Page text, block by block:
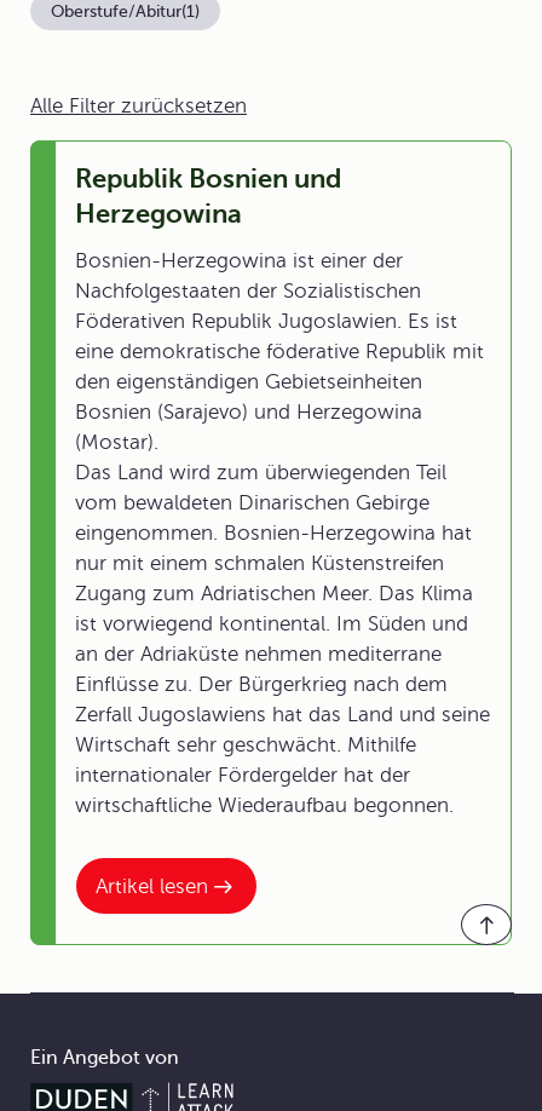
Alle Filter zurücksetzen
Artikel lesen
Republik Bosnien und
Herzegowina
Bosnien-Herzegowina ist einer der
Nachfolgestaaten der Sozialistischen
Föderativen Republik Jugoslawien. Es ist
eine demokratische föderative Republik mit
den eigenständigen Gebietseinheiten
Bosnien (Sarajevo) und Herzegowina
(Mostar).
Das Land wird zum überwiegenden Teil
vom bewaldeten Dinarischen Gebirge
eingenommen. Bosnien-Herzegowina hat
nur mit einem schmalen Küstenstreifen
Zugang zum Adriatischen Meer. Das Klima
ist vorwiegend kontinental. Im Süden und
an der Adriaküste nehmen mediterrane
Einflüsse zu. Der Bürgerkrieg nach dem
Zerfall Jugoslawiens hat das Land und seine
Wirtschaft sehr geschwächt. Mithilfe
internationaler Fördergelder hat der
wirtschaftliche Wiederaufbau begonnen.
Oberstufe/Abitur(1)
Ein Angebot von